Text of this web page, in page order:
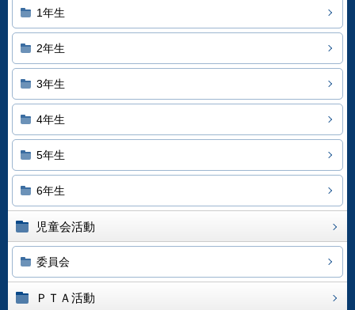
1年生
2年生
3年生
4年生
5年生
6年生
児童会活動
委員会
ＰＴＡ活動